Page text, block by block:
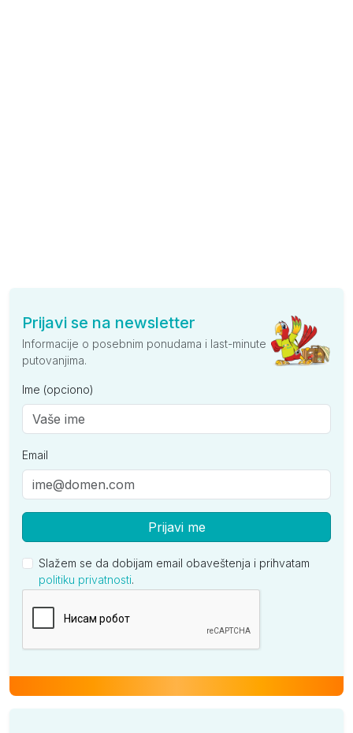
Prijavi se na newsletter
Informacije o posebnim ponudama i last-minute
putovanjima.
Ime (opciono)
Email
Prijavi me
Slažem se da dobijam email obaveštenja i prihvatam
politiku privatnosti.